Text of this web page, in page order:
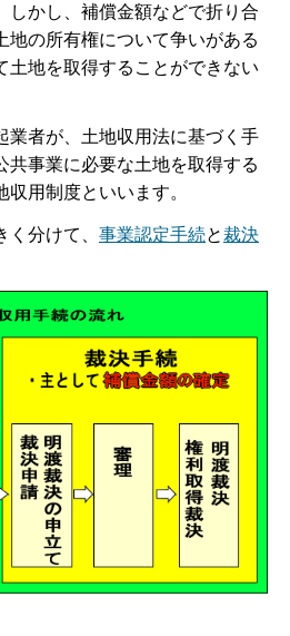
しかし、補償金額などで折り合
地の所有権について争いがある
土地を取得することができない
業者が、土地収用法に基づく手
共事業に必要な土地を取得する
用制度といいます。
分けて、 事業認定手続と裁決